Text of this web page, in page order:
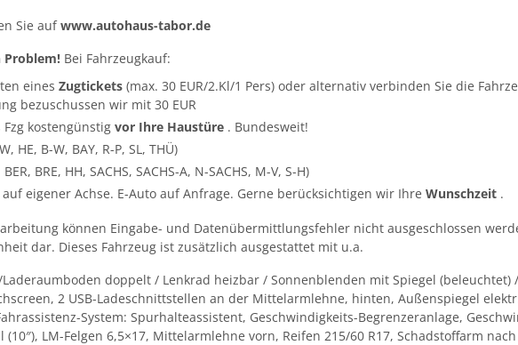
Sie aufwww.autohaus-tabor.de
Problem! Bei Fahrzeugkauf:
einesZugtickets(max. 30 EUR/2.Kl/1 Pers) oder alternativ verbinden Sie die
bezuschussen wir mit 30 EUR
kostengünstigvor Ihre Haustüre . Bundesweit!
HE, B-W, BAY, R-P, SL, THÜ)
BER, BRE, HH, SACHS, SACHS-A, N-SACHS, M-V, S-H)
eigener Achse. E-Auto auf Anfrage. Gerne berücksichtigen wir IhreWunschzeit .
können Eingabe- und Datenübermittlungsfehler nicht ausgeschlossen
dar. Dieses Fahrzeug ist zusätzlich ausgestattet mit u.a.
Laderaumboden doppelt / Lenkrad heizbar / Sonnenblenden mit Spiegel
2 USB-Ladeschnittstellen an der Mittelarmlehne, hinten, Außenspiegel
System: Spurhalteassistent, Geschwindigkeits-Begrenzeranlage,
LM-Felgen 6,5×17, Mittelarmlehne vorn, Reifen 215/60 R17, Schadstoffarm